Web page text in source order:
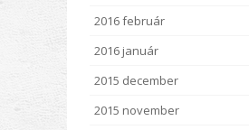
2016 február
2016 január
2015 december
2015 november